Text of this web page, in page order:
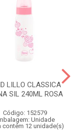
LILLO CLASSICA
SIL 240ML ROSA
Código: 152579
Unidade
contém 12 unidade(s)